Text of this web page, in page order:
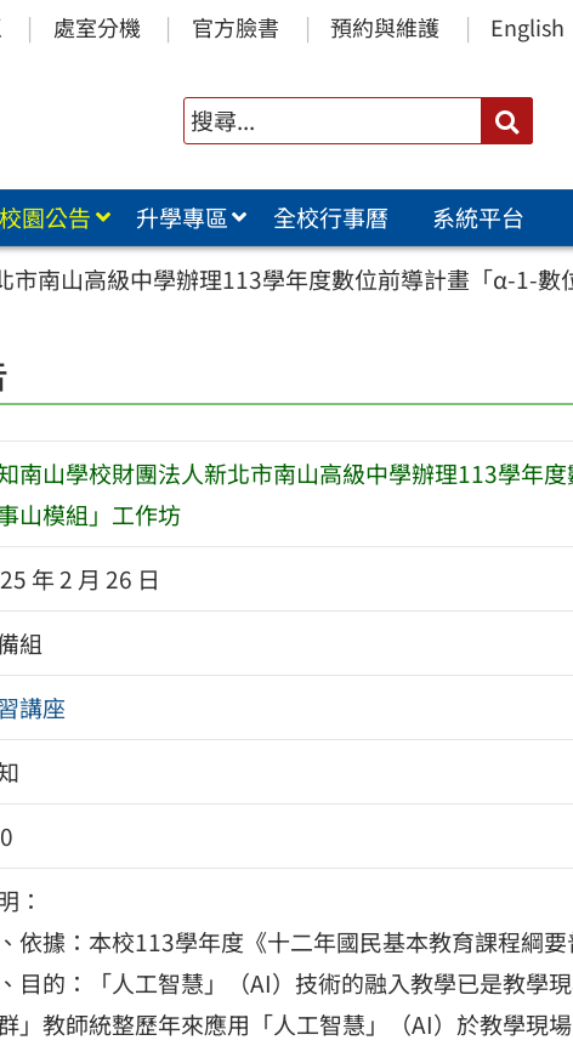
處室分機 官方臉書 預約與維護 English
搜
尋
校園公告 升學專區 全校行事曆
系統平台
市南山高級中學辦理113學年度數位前導計畫「α-1-
南山學校財團法人新北市南山高級中學辦理113學年
山模組」工作坊
年 2 月 26 日
組
講座
：
依據：本校113學年度《十二年國民基本教育課程綱
目的：「人工智慧」（AI）技術的融入教學已是教學
」教師統整歷年來應用「人工智慧」（AI）於教學現